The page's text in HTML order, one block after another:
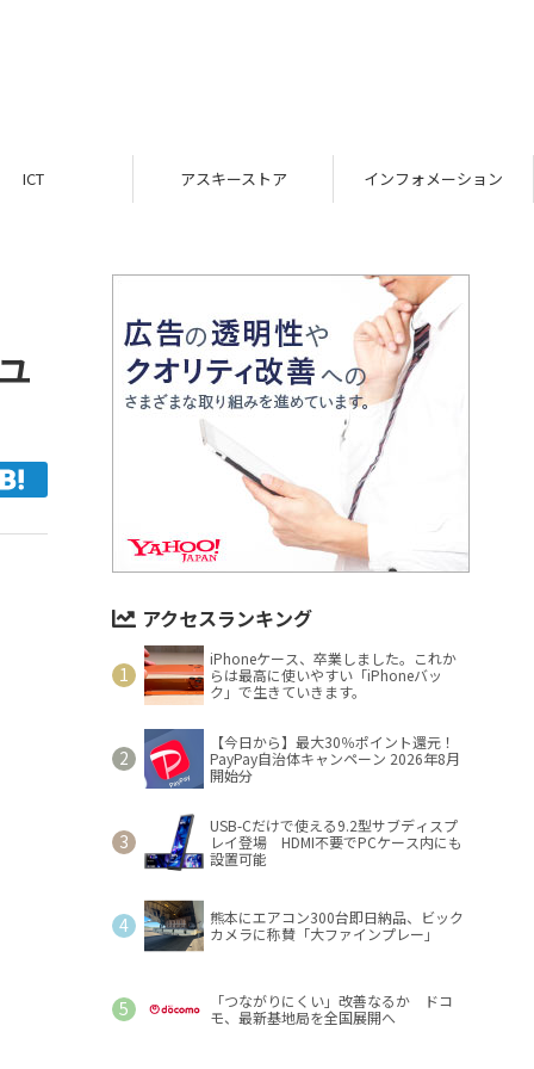
ICT アスキーストア インフォメーション
アクセスランキング
iPhoneケース、卒業しました。これか
らは最高に使いやすい「iPhoneバッ
ク」で生きていきます。
【今日から】最大30％ポイント還元！
PayPay自治体キャンペーン 2026年8月
開始分
USB-Cだけで使える9.2型サブディスプ
レイ登場 HDMI不要でPCケース内にも
設置可能
熊本にエアコン300台即日納品、ビック
カメラに称賛「大ファインプレー」
「つながりにくい」改善なるか ドコ
モ、最新基地局を全国展開へ